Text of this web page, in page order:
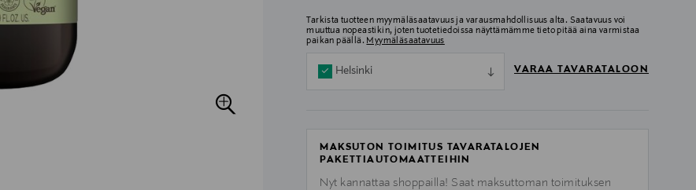
Tarkista tuotteen myymäläsaatavuus ja varausmahdollisuus alta. Saatavuus voi
muuttua nopeastikin, joten tuotetiedoissa näyttämämme tieto pitää aina varmistaa
paikan päällä. Myymäläsaatavuus
Helsinki VARAA TAVARATALOON
MAKSUTON TOIMITUS TAVARATALOJEN
PAKETTIAUTOMAATTEIHIN
Nyt kannattaa shoppailla! Saat maksuttoman toimituksen